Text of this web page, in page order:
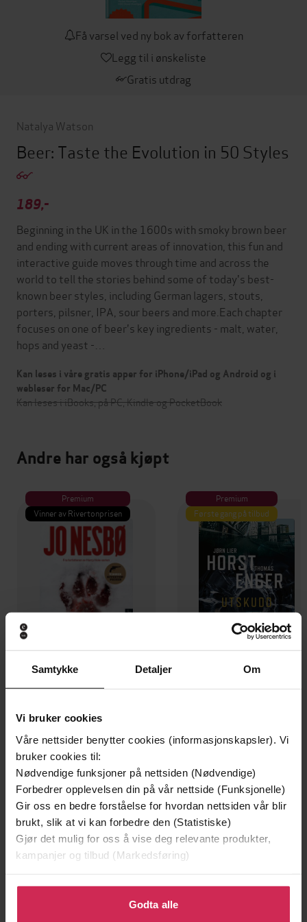
Samtykke Detaljer Om
Vi bruker cookies
Våre nettsider benytter cookies (informasjonskapsler). Vi
bruker cookies til:
Nødvendige funksjoner på nettsiden (Nødvendige)
Forbedrer opplevelsen din på vår nettside (Funksjonelle)
Gir oss en bedre forståelse for hvordan nettsiden vår blir
brukt, slik at vi kan forbedre den (Statistiske)
Gjør det mulig for oss å vise deg relevante produkter,
kampanjer og tilbud (Markedsføring)
Klikk på «Godta alle» for å gi oss ditt samtykke til å
bruke cookies for alle disse formålene. Du kan også
Godta alle
Få varsel ved ny bok av forfatteren
Legg til i ønskeliste
Gratis utdrag
Natalya Watson
Beer: Taste the Evolution in 50 Styles
189,-
Beginning in the UK in the 1600s with smoky brown beer
and ending with current areas of innovation, this fun and
interactive guide moves through time and across the
world to tell the stories behind some of today's best-
known beer styles, including German lagers, stouts,
porters, pilsner, IPA, sour beers and more.Each chapter
focuses on one of beer's key ingredients - malt, water,
hops and yeast -…
Kan leses i våre gratis apper for iPhone/iPad og Android og i
webleser for Mac/PC
Kan leses i iBooks, på PC, Kindle og PocketBook
Andre har også kjøpt
Premium
Vinner av Rivertonprisen
Minnesota
Jo Nesbø
EBOK
Premium
Første gang på tilbud
Jørn Lier Horst
Forfattere Natalya Watson(forfatter)
Forlag Kyle Books
Utgitt 19.03.2020